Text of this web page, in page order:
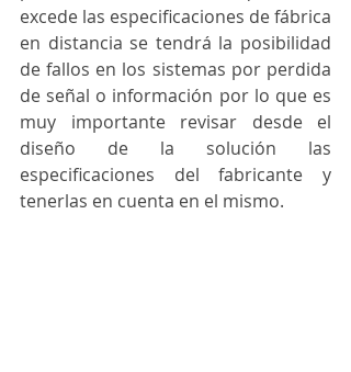
excede las especificaciones de fábrica
en distancia se tendrá la posibilidad
de fallos en los sistemas por perdida
de señal o información por lo que es
muy importante revisar desde el
diseño de la solución las
especificaciones del fabricante y
tenerlas en cuenta en el mismo.